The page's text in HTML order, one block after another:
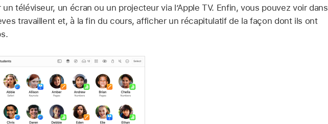
téléviseur, un écran ou un projecteur via l’Apple TV. Enfin, vous pouvez voir dans
travaillent et, à la fin du cours, afficher un récapitulatif de la façon dont ils ont